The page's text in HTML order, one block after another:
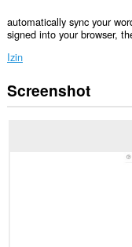
automatically sync your
signed into your browser,
Izin
Ekstensi
ini
Screenshot